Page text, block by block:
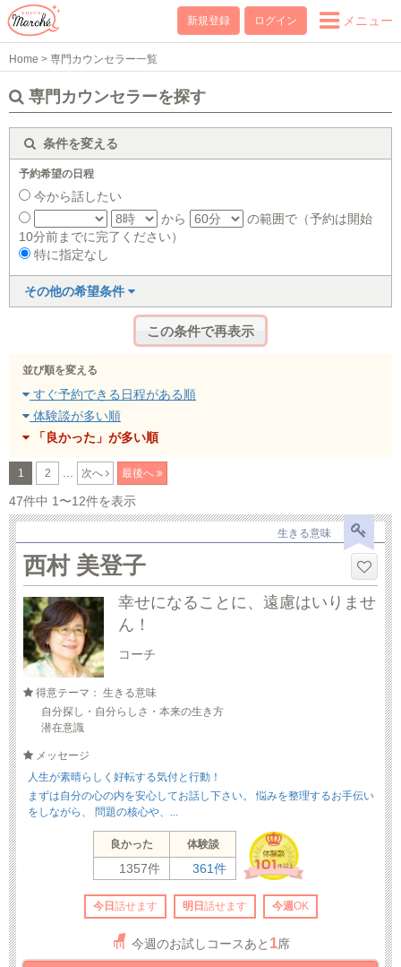
新規登録 ログイン メニュー
Home > 専門カウンセラー一覧
専門カウンセラーを探す
条件を変える
予約希望の日程
今から話したい
から
の範囲で（予約は開始
10分前までに完了ください）
特に指定なし
その他の希望条件
並び順を変える
すぐ予約できる日程がある順
体験談が多い順
「良かった」が多い順
1 2 次へ 最後へ
47件中 1〜12件を表示
生きる意味
西村 美登子
幸せになることに、遠慮はいりませ
ん！
コーチ
得意テーマ： 生きる意味
自分探し・自分らしさ・本来の生き方
潜在意識
メッセージ
人生が素晴らしく好転する気付と行動！
まずは自分の心の内を安心してお話し下さい。 悩みを整理するお手伝い
をしながら、 問題の核心や、...
良かった 体験談
1357件 361件
今日 話せます 明日 話せます 今週OK
今週のお試しコースあと 1席